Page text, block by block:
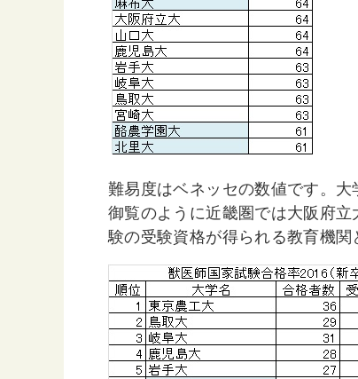
難易度はベネッセの数値です。大
御覧のように近畿圏では大阪府
験の受験資格が得られる教育機関